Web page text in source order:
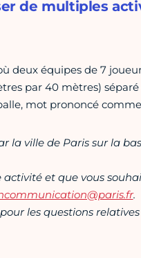
de multiples
deux équipes de 7
par 40 mètres)
mot prononcé
la ville de Paris sur la
et que vous
.
les questions